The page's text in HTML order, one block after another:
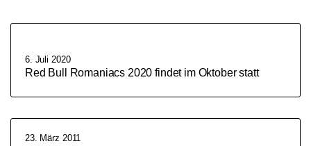
6. Juli 2020
Red Bull Romaniacs 2020 findet im Oktober statt
23. März 2011